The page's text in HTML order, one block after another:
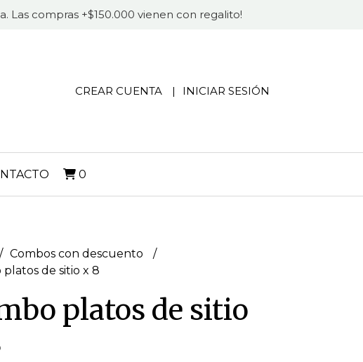
Las compras +$150.000 vienen con regalito!
CREAR CUENTA INICIAR SESIÓN
0
Combos con descuento
platos de sitio x 8
platos de sitio